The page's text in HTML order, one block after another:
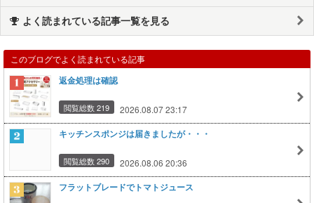
よく読まれている記事一覧を見る
このブログでよく読まれている記事
返金処理は確認
閲覧総数 219 2026.08.07 23:17
キッチンスポンジは届きましたが・・・
閲覧総数 290 2026.08.06 20:36
フラットブレードでトマトジュース